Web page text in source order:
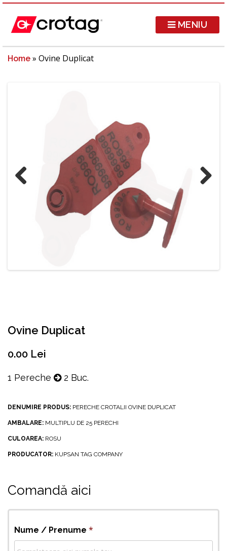
MENIU
Home » Ovine Duplicat
Previous
Ovine Duplicat
0.00 Lei
1 Pereche 2 Buc.
DENUMIRE PRODUS: PERECHE CROTALII OVINE DUPLICAT
AMBALARE: MULTIPLU DE 25 PERECHI
CULOAREA: ROSU
PRODUCATOR: KUPSAN TAG COMPANY
Comandă aici
Nume / Prenume *